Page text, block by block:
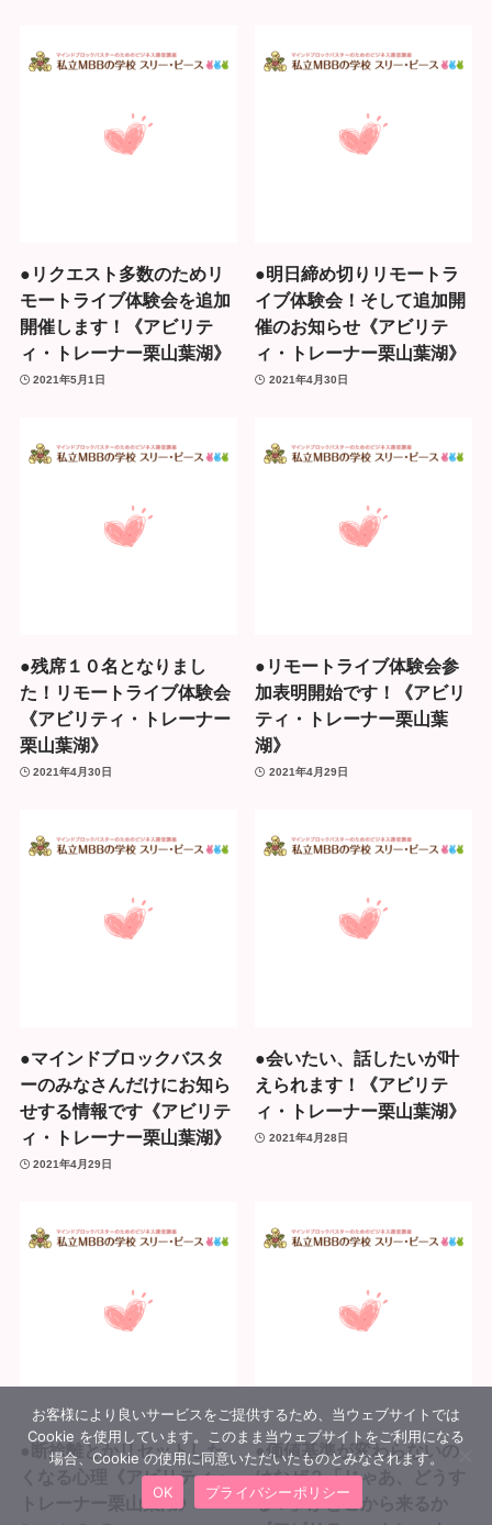
●リクエスト多数のためリ
モートライブ体験会を追加
開催します！《アビリテ
ィ・トレーナー栗山葉湖》
2021年5月1日
●明日締め切りリモートラ
イブ体験会！そして追加開
催のお知らせ《アビリテ
ィ・トレーナー栗山葉湖》
2021年4月30日
●残席１０名となりまし
た！リモートライブ体験会
《アビリティ・トレーナー
栗山葉湖》
2021年4月30日
●リモートライブ体験会参
加表明開始です！《アビリ
ティ・トレーナー栗山葉
湖》
2021年4月29日
●マインドブロックバスタ
ーのみなさんだけにお知ら
せする情報です《アビリテ
ィ・トレーナー栗山葉湖》
2021年4月29日
●会いたい、話したいが叶
えられます！《アビリテ
ィ・トレーナー栗山葉湖》
2021年4月28日
●断捨離とかリセットした
くなる心理《アビリティ・
トレーナー栗山葉湖》
●価値基準が変わらないの
はなぜ？「じゃあ、どうす
る？」がどこから来るか
お客様により良いサービスをご提供するため、当ウェブサイトでは
Cookie を使用しています。このまま当ウェブサイトをご利用になる
場合、Cookie の使用に同意いただいたものとみなされます。
OK
プライバシーポリシー